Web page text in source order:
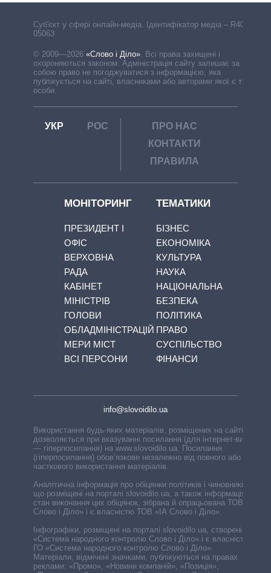
Cуб'єкт у сфері онлайн-медіа. Ідентифікатор медіа – R40-
05063
© 2009—2026 «Слово і Діло»
Всі права захищені і
охороняються законом. Адміністрація сайту залишає за
собою право не погоджуватися з інформацією, яка
публікується на сайті, власниками або авторами якої є треті
особи.
УКР РОС
ПРО НАС
КОНТАКТИ
ПРАВИЛА
МОНІТОРИНГ
ПРЕЗИДЕНТ І
ОФІС
ВЕРХОВНА
РАДА
КАБІНЕТ
МІНІСТРІВ
ГОЛОВИ
ОБЛАДМІНІСТРАЦІЙ
МЕРИ МІСТ
ВСІ ПЕРСОНИ
ТЕМАТИКИ
БІЗНЕС
ЕКОНОМІКА
КУЛЬТУРА
НАУКА
НАЦІОНАЛЬНА
БЕЗПЕКА
ПОЛІТИКА
ПРАВО
СУСПІЛЬСТВО
ФІНАНСИ
info@slovoidilo.ua
Використання будь-яких матеріалів, розміщених на сайті,
дозволяється при вказуванні посилання (для інтернет-видань
— гіперпосилання) на www.slovoidilo.ua. Посилання
(гіперпосилання) обов’язкове незалежно від повного або
часткового використання матеріалів.
Аналітична інформація про обіцянки політиків і чиновників,
що розміщені на порталі slovoidilo.ua, а також інформація про
стан виконання цих обіцянок, зібрана й опрацьована ТОВ «ІА
Слово і Діло» і є власністю ТОВ «ІА Слово і Діло».
Інфографіки, розміщені на порталі slovoidilo.ua, створені ГО
«Система народного контролю Слово і Діло» і є власністю
ГО «Система народного контролю Слово і Діло».
Матеріали, відмічені значками, публікуються на правах
реклами: «Промо», «Новини компаній», «Позиція»,